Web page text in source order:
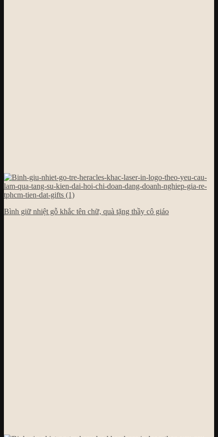
Bình giữ nhiệt gỗ khắc tên chữ, quà tặng thầy cô giáo